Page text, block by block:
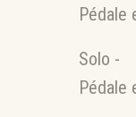
Pédale
Solo -
Pédale